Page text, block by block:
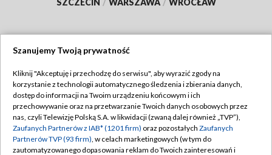
TVP
Abonament TVP
Emisja w TVP
Centrum informacji TVP
Regulamin TVP
Polityka prywatności
Moje zgody
Szanujemy Twoją prywatność
Kliknij "Akceptuję i przechodzę do serwisu", aby wyrazić zgody na
korzystanie z technologii automatycznego śledzenia i zbierania danych,
dostęp do informacji na Twoim urządzeniu końcowym i ich
przechowywanie oraz na przetwarzanie Twoich danych osobowych przez
nas, czyli Telewizję Polską S.A. w likwidacji (zwaną dalej również „TVP”),
Zaufanych Partnerów z IAB* (1201 firm) oraz pozostałych Zaufanych
Partnerów TVP (93 firm), w celach marketingowych (w tym do
zautomatyzowanego dopasowania reklam do Twoich zainteresowań i